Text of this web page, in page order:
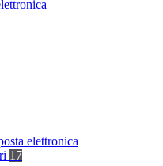
elettronica
17